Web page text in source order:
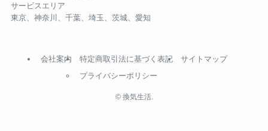
サービスエリア
東京、神奈川、千葉、埼玉、茨城、愛知
会社案内
特定商取引法に基づく表記
プライバシーポリシー
サイトマップ
©換気生活.